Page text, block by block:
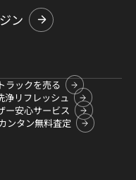
ン
ラックを売る
浄リフレッシュ
ー安心サービス
ンタン無料査定